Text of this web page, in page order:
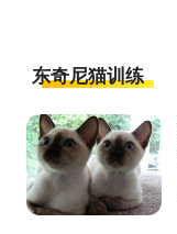
东奇尼猫训练